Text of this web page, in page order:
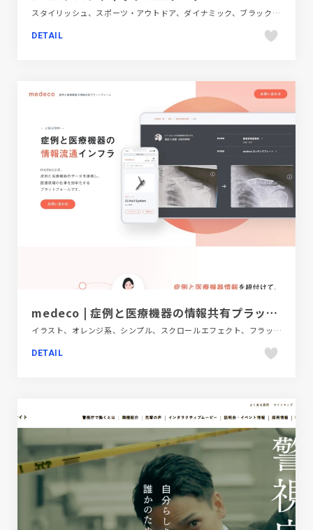
スタイリッシュ、スポーツ・アウトドア、ダイナミック、ブラック系 、ブランド・サービスサイト、ホワイト系、大きめ写真
DETAIL
medeco | 症例と医療機器の情報共有プラットフォーム
イラスト、オレンジ系、シンプル、スクロールエフェクト、フラットデザイン、ブランド・サービスサイト、ポップ、モーション多め、レッド系、医療・ヘルスケア、大きめ写真
DETAIL